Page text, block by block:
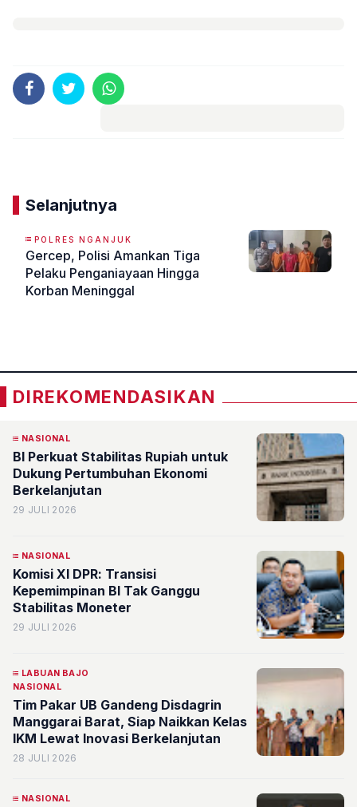
Selanjutnya
POLRES NGANJUK
Gercep, Polisi Amankan Tiga
Pelaku Penganiayaan Hingga
Korban Meninggal
DIREKOMENDASIKAN
NASIONAL
BI Perkuat Stabilitas Rupiah untuk
Dukung Pertumbuhan Ekonomi
Berkelanjutan
29 JULI 2026
NASIONAL
Komisi XI DPR: Transisi
Kepemimpinan BI Tak Ganggu
Stabilitas Moneter
29 JULI 2026
LABUAN BAJO
NASIONAL
Tim Pakar UB Gandeng Disdagrin
Manggarai Barat, Siap Naikkan Kelas
IKM Lewat Inovasi Berkelanjutan
28 JULI 2026
NASIONAL